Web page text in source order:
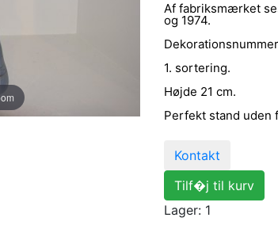
Af fabriksmærket
og 1974.
1. sortering.
Højde 21 cm.
Perfekt stand uden
Kontakt
Tilf�j til kurv
Lager: 1